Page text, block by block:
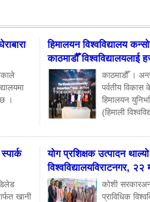
छ ।
हिमालयन विश्वविद्यालय
काठमाडौँ विश्वविद्यालयलाई
काठमाडौँ ।
पर्वतीय
हिमालयन
(हिमाली
खानी
योग प्रशिक्षक उत्पादन
विश्वविद्यालयविराटनगर, २२
कोशी
प्राविधिक